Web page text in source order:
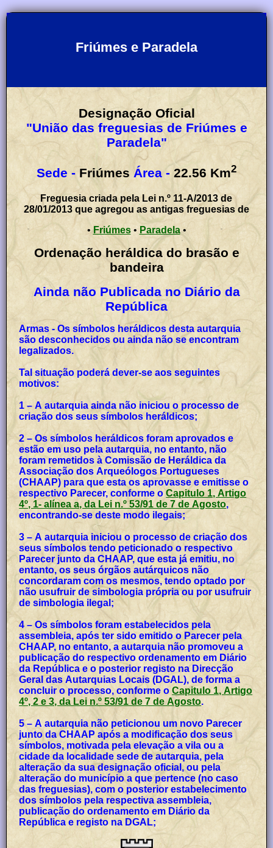
Friúmes e Paradela
Designação Oficial
"União das freguesias de Friúmes e
Paradela"
Sede - Friúmes Área - 22.56 Km2
Freguesia criada pela Lei n.º 11-A/2013 de
28/01/2013 que agregou as antigas freguesias de
•Friúmes• Paradela•
Ordenação heráldica do brasão e
bandeira
Ainda não Publicada no Diário da
República
Armas - Os símbolos heráldicos desta autarquia
são desconhecidos ou ainda não se encontram
legalizados.
Tal situação poderá dever-se aos seguintes
motivos:
1 – A autarquia ainda não iniciou o processo de
criação dos seus símbolos heráldicos;
2 – Os símbolos heráldicos foram aprovados e
estão em uso pela autarquia, no entanto, não
foram remetidos à Comissão de Heráldica da
Associação dos Arqueólogos Portugueses
(CHAAP) para que esta os aprovasse e emitisse o
respectivo Parecer, conforme oCapitulo 1, Artigo
4º, 1- alínea a, da Lei n.º 53/91 de 7 de Agosto,
encontrando-se deste modo ilegais;
3 – A autarquia iniciou o processo de criação dos
seus símbolos tendo peticionado o respectivo
Parecer junto da CHAAP, que esta já emitiu, no
entanto, os seus órgãos autárquicos não
concordaram com os mesmos, tendo optado por
não usufruir de simbologia própria ou por usufruir
de simbologia ilegal;
4 – Os símbolos foram estabelecidos pela
assembleia, após ter sido emitido o Parecer pela
CHAAP, no entanto, a autarquia não promoveu a
publicação do respectivo ordenamento em Diário
da República e o posterior registo na Direcção
Geral das Autarquias Locais (DGAL), de forma a
concluir o processo, conforme oCapitulo 1, Artigo
4º, 2 e 3, da Lei n.º 53/91 de 7 de Agosto.
5 – A autarquia não peticionou um novo Parecer
junto da CHAAP após a modificação dos seus
símbolos, motivada pela elevação a vila ou a
cidade da localidade sede de autarquia, pela
alteração da sua designação oficial, ou pela
alteração do município a que pertence (no caso
das freguesias), com o posterior estabelecimento
dos símbolos pela respectiva assembleia,
publicação do ordenamento em Diário da
República e registo na DGAL;